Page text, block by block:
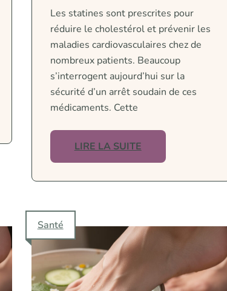
Les statines sont prescrites pour
réduire le cholestérol et prévenir les
maladies cardiovasculaires chez de
nombreux patients. Beaucoup
s’interrogent aujourd’hui sur la
sécurité d’un arrêt soudain de ces
médicaments. Cette
LIRE LA SUITE
Santé